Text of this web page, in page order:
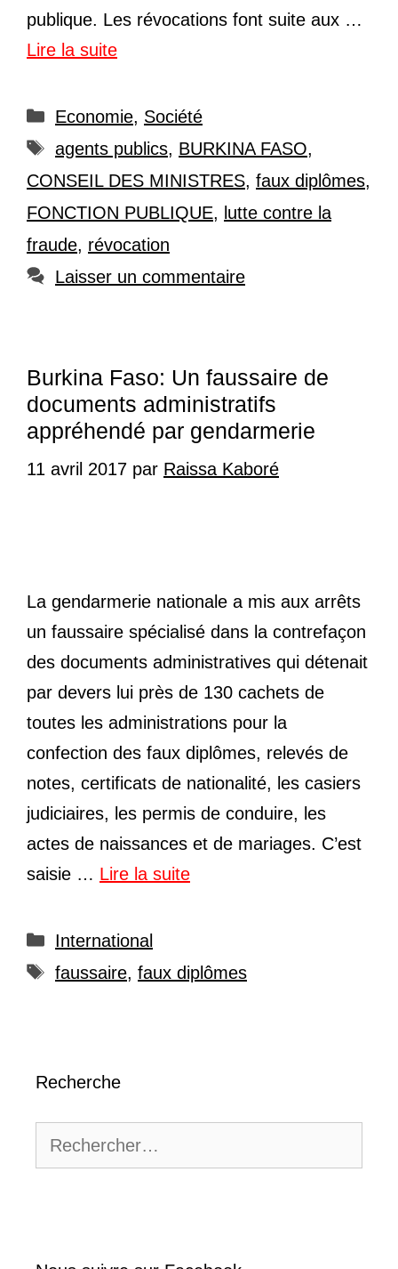
publique. Les révocations font suite aux …
Lire la suite
Catégories
Economie, Société
Étiquettes
agents publics, BURKINA FASO,
CONSEIL DES MINISTRES, faux diplômes,
FONCTION PUBLIQUE, lutte contre la
fraude, révocation
Laisser un commentaire
Burkina Faso: Un faussaire de
documents administratifs
appréhendé par gendarmerie
11 avril 2017 par Raissa Kaboré
La gendarmerie nationale a mis aux arrêts
un faussaire spécialisé dans la contrefaçon
des documents administratives qui détenait
par devers lui près de 130 cachets de
toutes les administrations pour la
confection des faux diplômes, relevés de
notes, certificats de nationalité, les casiers
judiciaires, les permis de conduire, les
actes de naissances et de mariages. C’est
saisie … Lire la suite
Catégories
International
Étiquettes
faussaire, faux diplômes
Recherche